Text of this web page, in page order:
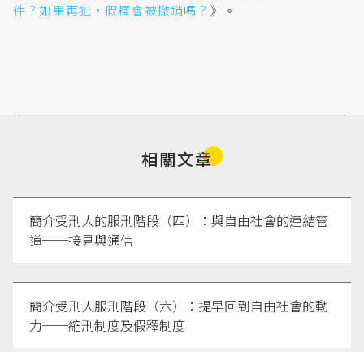
立法院（2005），《立法院公報》，
謝煜偉（2005），〈寬嚴並進刑事政策之省思〉，
《月旦法學雜誌》，第126期，頁156-157。
例如臺灣彰化地方法院111年度監簡字第4號判決：
「況且，本件原告犯前案重罪累犯已經因徒刑之執行
件？如果再犯，假釋會被撤銷嗎？ 》。
相關文章
簡介受刑人的服刑階段（四）：與自由社會的連結管
道──接見與通信
簡介受刑人服刑階段（六）：提早回到自由社會的動
力──縮刑制度及假釋制度